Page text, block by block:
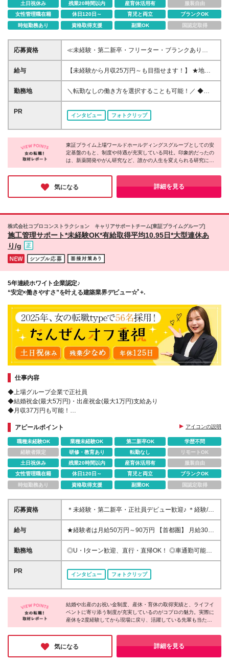
土日祝休み
残業20時間以内 産育休活用有
服装自由
女性管理職在籍
休日120日～ 育児と両立
ブランクOK
時短勤務あり
資格取得支援 副業OK 国認定取得
応募資格
≪未経験・第二新卒・フリーター・ブランクあり
OK！100％人柄重視の採用です！≫ ■理系分野を専攻
されていた方（専門卒又は大卒以上） ┗生物学、化
す♪】 ◎大学で学んだ知識を実務で活かしたい方 ◎研
究の世界に興味はあるけど、経験がなくて不安…とい
があっても、キャリアを大切にしたい方 ◎ブランク
給与
【未経験から月収25万円～も目指せます！】 ★地域
手当：最大2万円 ★住宅補助：最大6.7万円 ★交通費
全額支給（片道2km以上） ★引越補助等：全額支給
績)＋決算賞与＋各種手当 ※経験・年齢・スキル・適
勤務地
＼転勤なしの働き方を選択することも可能！／ ◆希
望を考慮して決定 ◆住宅補助で生活も安心♪ ◆借り上
げ社宅でペットも飼える◎ 当社がお取引している全
国各地の 大手企業や公的機関での勤務となります。
（北海道・沖縄県を除く） ■大阪営業所 大阪府大阪市
西区北堀江2-2-18 ワールドホールディングス北堀江
4F ■東京営業所 東京都港区東新橋2-14-1 NBFコモデ
ィオ汐留4F ライフスタイルの変化に合わせて無理な
く働くことができます。 ▼こちらで詳細をご紹介中
▼ https://witc-rd.jp/experienced/ ★積極採用中エリア
東京・神奈川・千葉・埼玉・大阪・京都・滋賀・兵
庫・愛知・三重 ※受動喫煙対策：配属先により異なり
PR
インタビュー フォトクリップ
東証プライム上場ワールドホールディングスグループとしての安
定基盤のもと、制度や待遇が充実している同社。印象的だったの
は、新薬開発やがん研究など、誰かの人生を変えられる研究に携
われること！自分の手がけた仕事が、病気で苦しむ人の助けにな
ったり、未来の医療を支える基盤になったり。そんな大きな社会
貢献を実感できるのが最大の魅力です◎日々の業務が誰かの明日
を創る仕事を始めてみてはいかがですか？
気になる 詳細を見る
株式会社コプロコンストラクション キャリアサポートチーム[東証プライムグループ]
施工管理サポート*未経験OK*有給取得平均10.95日*大型連休あ
り/g
5年連続ホワイト企業認定♪
“安定×働きやすさ”を叶える建築業界デビュー☆ﾟ+.
仕事内容
◆上場グループ企業で正社員
◆結婚祝金(最大5万円)・出産祝金(最大1万円)支給あり
◆月収37万円も可能！
◆Web面接も実施中
◆配属後のフォロー体制も充実♪
アピールポイント アイコンの説明
職種未経験OK 業種未経験OK 第二新卒OK
学歴不問
経験者限定
研修・教育あり 転勤なし
リモートOK
土日祝休み
残業20時間以内 産育休活用有
服装自由
女性管理職在籍
休日120日～ 育児と両立
ブランクOK
時短勤務あり
資格取得支援 副業OK 国認定取得
応募資格
＊未経験・第二新卒・正社員デビュー歓迎♪ ＊経験/知
識ゼロでOK！ ＊学歴・年齢・転職回数は一切不問で
す！ ＊人物重視の採用です！ 20代、30代の業界未経
しています！ ※ご希望を考慮し、雇用形態を決定しま
す ※新卒の方もご応募可能 （待遇・募集要項等は別
す！半年先の入社もOK！お気軽にご相談ください！
給与
★経験者は月給50万円～90万円 【首都圏】 月給30万
1230円〜 ⇒基本22万7000円+地域6万4230円+皆勤1
万円 【群馬/栃木/茨城】 月給28万1090円〜 ⇒基本23
5130円+皆勤1万円 【静岡/愛知/岐阜/三重】 月給28万
域1万8960円+皆勤1万円 【福岡/佐賀/長崎/大分/熊
本】 月給25万800円〜 ⇒基本21万8000円+地域2万
2800円+皆勤1万円 【宮城/山形/福島】 月給25万580
4000円+地域2万7090円+皆勤1万円 ※残業代は1分単
位で全額支給（みなし残業制度なし） ※上記給与は最
勤務地
◎U・Iターン歓迎、直行・直帰OK！ ◎車通勤可能の
エリアもあり！ ◎出張なしの働き方も可能 ◎全国に
勤務地あり/希望のエリアで働けます《転勤なし》
【拠点】 ※全国各地に支店あり ・札幌支店/北海道 ・
仙台支店/宮城・青森・岩手・秋田・山形・福島 ・大
宮営業所/埼玉・栃木・群馬・茨城・新潟 ・東京支店/
東京・千葉 ・横浜営業所/神奈川・山梨 ・名古屋支店/
愛知・長野・岐阜・三重・滋賀・静岡・石川・富山・
福井 ・大阪支店/大阪(大阪駅周辺エリアなど)・京都・
鳥取・山口・香川・高知・愛媛・徳島 ・福岡支店/福
岡・佐賀・長崎・熊本・大分・宮崎・鹿児島・沖縄 ※
PR
インタビュー フォトクリップ
結婚や出産のお祝い金制度、産休・育休の取得実績と、ライフイ
ベントに寄り添う制度が充実しているのがコプロの魅力。実際に
産休を2度経験してから現場に戻り、活躍している先輩も当たり
前のようにいます！ さらに、全国各地に拠点があるから「地元で
働きたい」「通勤時間を短くしたい」「なるべく残業を減らした
い」といったリアルな希望にも、きちんと向き合ってもらえま
す。あなたの"こうしたい"を、ここで実現してみませんか♪
気になる 詳細を見る